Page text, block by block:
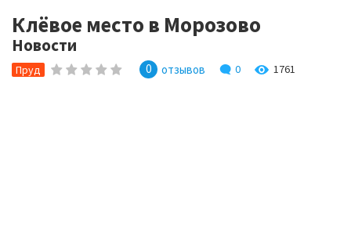
Клёвое место в Морозово
Новости
Пруд 0 отзывов 0 1761